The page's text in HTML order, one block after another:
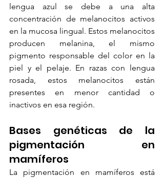
lengua azul se debe a una alta
concentración de melanocitos activos
en la mucosa lingual. Estos melanocitos
producen melanina, el mismo
pigmento responsable del color en la
piel y el pelaje. En razas con lengua
rosada, estos melanocitos están
presentes en menor cantidad o
inactivos en esa región.
Bases genéticas de la
pigmentación en
mamíferos
La pigmentación en mamíferos está